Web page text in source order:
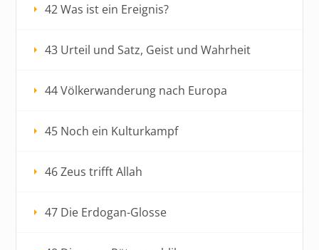
42 Was ist ein Ereignis?
43 Urteil und Satz, Geist und Wahrheit
44 Völkerwanderung nach Europa
45 Noch ein Kulturkampf
46 Zeus trifft Allah
47 Die Erdogan-Glosse